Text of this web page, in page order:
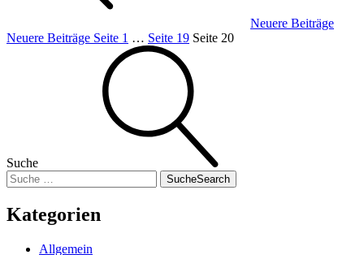
Neuere Beiträge
Neuere Beiträge Seite 1 … Seite 19 Seite 20
Suche
SucheSearch
Kategorien
Allgemein